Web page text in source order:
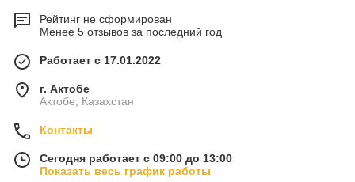
Рейтинг не сформирован
Менее 5 отзывов за последний год
Работает с 17.01.2022
г. Актобе
Актобе, Казахстан
Контакты
Сегодня работает с 09:00 до 13:00
Показать весь график работы